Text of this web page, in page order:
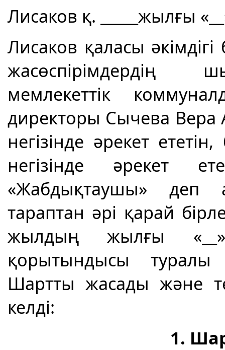
Лисаков қ. _____жылғы
Лисаков қаласы
жасөспірімдердің
мемлекеттік
директоры Сычева Вера
негізінде әрекет
негізінде әрекет
«Жабдықтаушы» деп
тараптан әрі қарай
жылдың жылғы «__»
қорытындысы туралы
Шартты жасады және
келді:
1.